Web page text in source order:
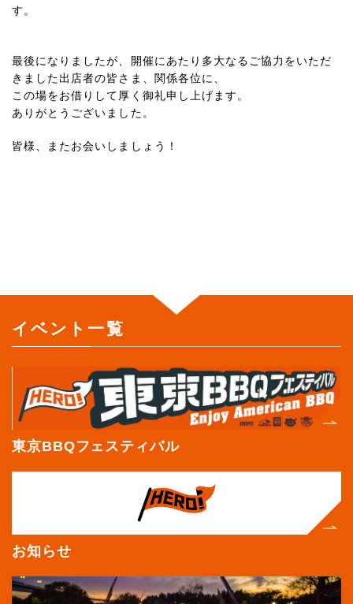
す。
最後になりましたが、開催にあたり多大なるご協力をいただ
きました出店者の皆さま、関係各位に、
この場をお借りして厚く御礼申し上げます。
ありがとうございました。
皆様、またお会いしましょう！
イベント一覧
東京BBQフェスティバル
お知らせ